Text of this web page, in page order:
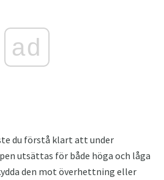
ad
du förstå klart att under
utsättas för både höga och låga
den mot överhettning eller